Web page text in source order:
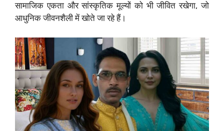
सामाजिक एकता और सांस्कृतिक मूल्यों को भी जीवित रखेगा, जो
आधुनिक जीवनशैली में खोते जा रहे हैं।